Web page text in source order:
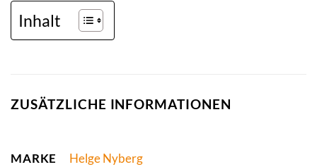
Inhalt
ZUSÄTZLICHE INFORMATIONEN
MARKE Helge Nyberg